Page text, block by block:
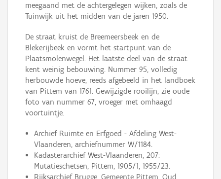
meegaand met de achtergelegen wijken, zoals de
Tuinwijk uit het midden van de jaren 1950.
De straat kruist de Breemeersbeek en de
Blekerijbeek en vormt het startpunt van de
Plaatsmolenwegel. Het laatste deel van de straat
kent weinig bebouwing. Nummer 95, volledig
herbouwde hoeve, reeds afgebeeld in het landboek
van Pittem van 1761. Gewijzigde rooilijn, zie oude
foto van nummer 67, vroeger met omhaagd
voortuintje.
Archief Ruimte en Erfgoed - Afdeling West-
Vlaanderen, archiefnummer W/1184.
Kadasterarchief West-Vlaanderen, 207:
Mutatieschetsen, Pittem, 1905/1, 1955/23.
Rijksarchief Brugge, Gemeente Pittem. Oud